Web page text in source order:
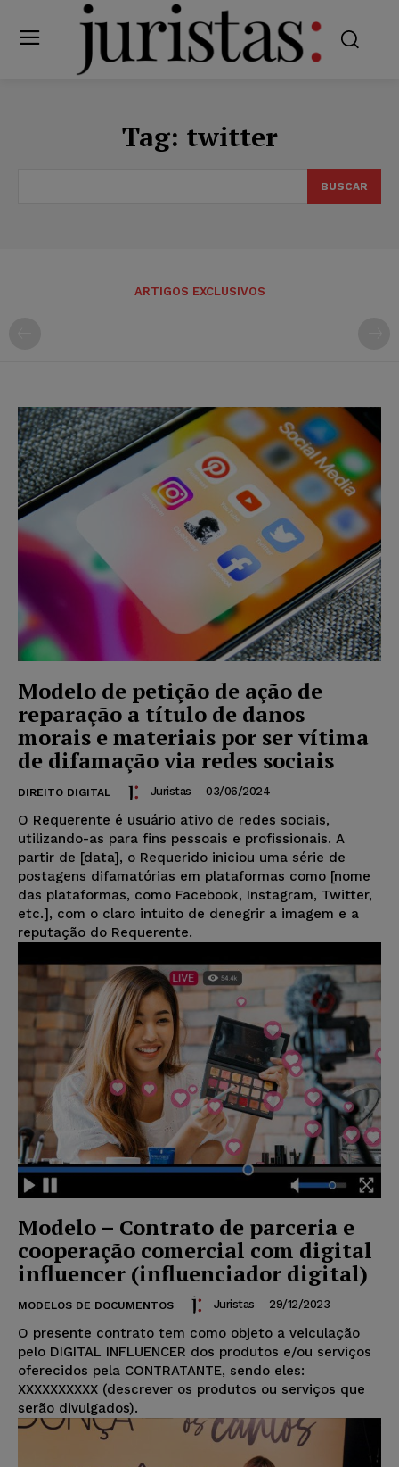
Tag: twitter
BUSCAR
ARTIGOS EXCLUSIVOS
Modelo de petição de ação de
reparação a título de danos
morais e materiais por ser vítima
de difamação via redes sociais
DIREITO DIGITAL Juristas - 03/06/2024
O Requerente é usuário ativo de redes sociais,
utilizando-as para fins pessoais e profissionais. A
partir de [data], o Requerido iniciou uma série de
postagens difamatórias em plataformas como [nome
das plataformas, como Facebook, Instagram, Twitter,
etc.], com o claro intuito de denegrir a imagem e a
reputação do Requerente.
Modelo – Contrato de parceria e
cooperação comercial com digital
influencer (influenciador digital)
MODELOS DE DOCUMENTOS Juristas - 29/12/2023
O presente contrato tem como objeto a veiculação
pelo DIGITAL INFLUENCER dos produtos e/ou serviços
oferecidos pela CONTRATANTE, sendo eles:
XXXXXXXXXX (descrever os produtos ou serviços que
serão divulgados).